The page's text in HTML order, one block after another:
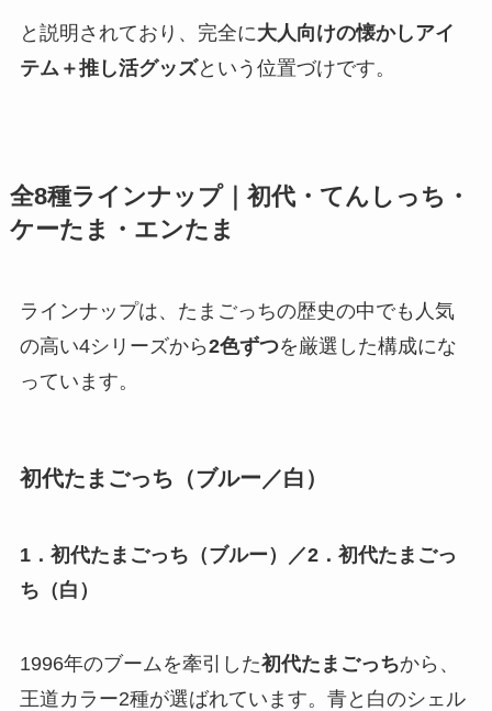
と説明されており、完全に大人向けの懐かしアイ
テム＋推し活グッズという位置づけです。
全8種ラインナップ｜初代・てんしっち・
ケーたま・エンたま
ラインナップは、たまごっちの歴史の中でも人気
の高い4シリーズから2色ずつを厳選した構成にな
っています。
初代たまごっち（ブルー／白）
1．初代たまごっち（ブルー）／2．初代たまごっ
ち（白）
1996年のブームを牽引した初代たまごっちから、
王道カラー2種が選ばれています。青と白のシェル